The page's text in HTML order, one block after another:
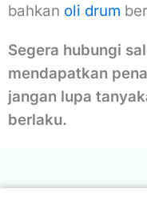
bahkan oli drum
Segera hubungi
mendapatkan
jangan lupa
berlaku.